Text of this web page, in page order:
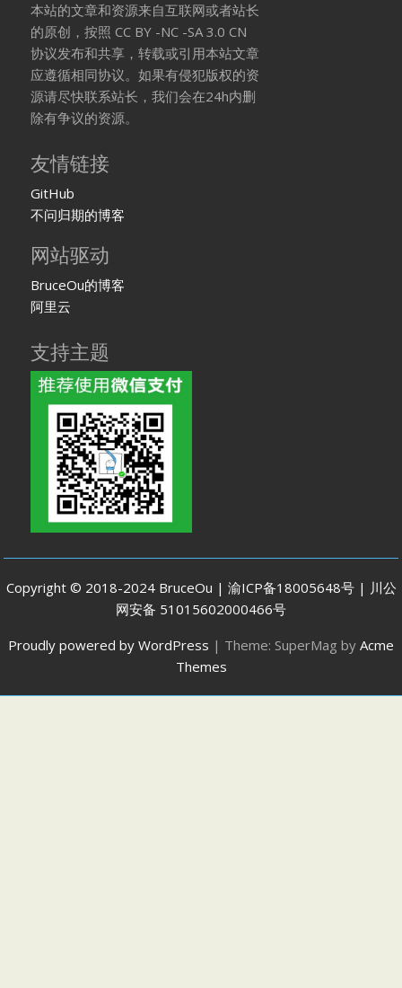
本站的文章和资源来自互联网或者站长
的原创，按照 CC BY -NC -SA 3.0 CN
协议发布和共享，转载或引用本站文章
应遵循相同协议。如果有侵犯版权的资
源请尽快联系站长，我们会在24h内删
除有争议的资源。
友情链接
GitHub
不问归期的博客
网站驱动
BruceOu的博客
阿里云
支持主题
Copyright © 2018-2024 BruceOu | 渝ICP备18005648号 | 川公
网安备 51015602000466号
Proudly powered by WordPress | Theme: SuperMag by Acme
Themes